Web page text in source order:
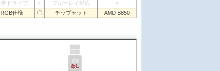
学ドライブ × ブルーレイ対応
×
RGB仕様
〇 チップセット AMD B850